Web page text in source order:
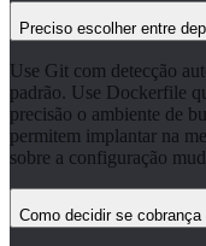
Preciso escolher entre
Use Git com detecção
padrão. Use Dockerfile
precisão o ambiente de
permitem implantar na
sobre a configuração
Como decidir se